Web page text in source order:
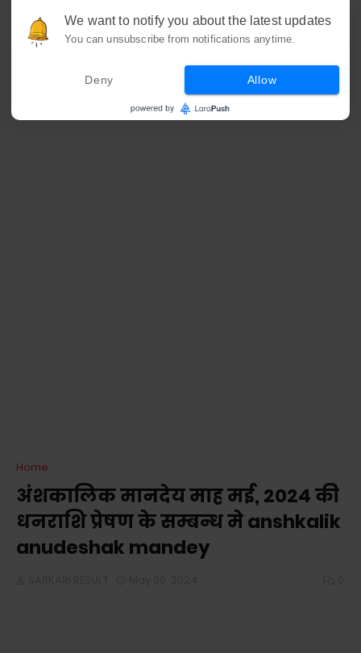
Home
अंशकालिक मानदेय माह मई, 2024 की
धनराशि प्रेषण के सम्बन्ध मे anshkalik
anudeshak mandey
We want to notify you about the latest updates
You can unsubscribe from notifications anytime.
Deny Allow